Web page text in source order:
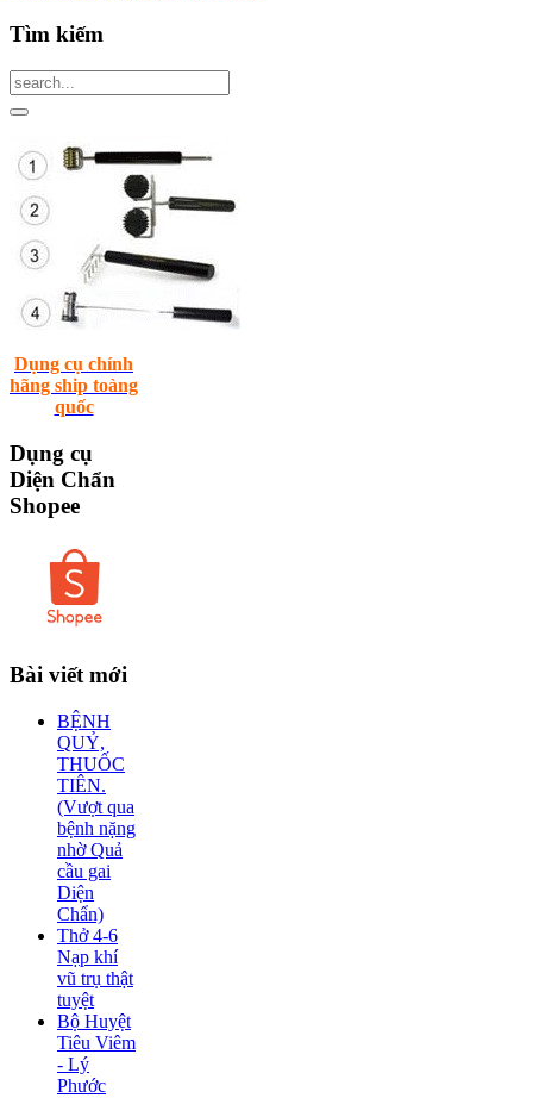
Tìm kiếm
Dụng cụ chính
hãng ship toàng
quốc
Dụng cụ
Diện Chẩn
Shopee
Bài viết mới
BỆNH
QUỶ,
THUỐC
TIÊN.
(Vượt qua
bệnh nặng
nhờ Quả
cầu gai
Diện
Chẩn)
Thở 4-6
Nạp khí
vũ trụ thật
tuyệt
Bộ Huyệt
Tiêu Viêm
- Lý
Phước